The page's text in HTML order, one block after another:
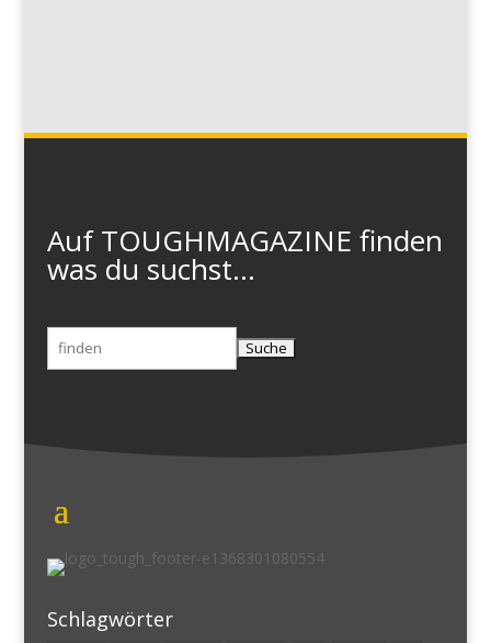
Auf TOUGHMAGAZINE finden
was du suchst...
Suchen
Schlagwörter